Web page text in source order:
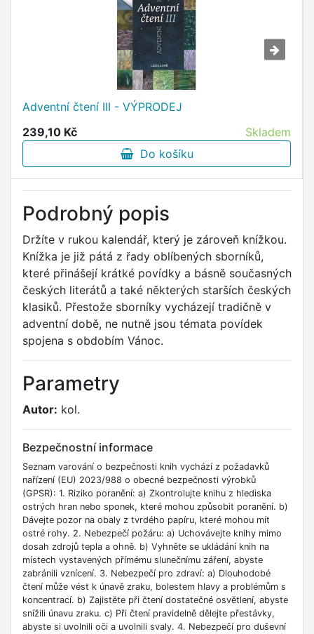
Adventní čtení III - VÝPRODEJ
239,10 Kč
Skladem
Do košíku
Podrobný popis
Držíte v rukou kalendář, který je zároveň knížkou.
Knížka je již pátá z řady oblíbených sborníků,
které přinášejí krátké povídky a básně současných
českých literátů a také některých starších českých
klasiků. Přestože sborníky vycházejí tradičně v
adventní době, ne nutně jsou témata povídek
spojena s obdobím Vánoc.
Parametry
Autor: kol.
Bezpečnostní informace
Seznam varování o bezpečnosti knih vychází z požadavků
nařízení (EU) 2023/988 o obecné bezpečnosti výrobků
(GPSR): 1. Riziko poranění: a) Zkontrolujte knihu z hlediska
ostrých hran nebo sponek, které mohou způsobit poranění. b)
Dávejte pozor na obaly z tvrdého papíru, které mohou mít
ostré rohy. 2. Nebezpečí požáru: a) Uchovávejte knihy mimo
dosah zdrojů tepla a ohně. b) Vyhněte se ukládání knih na
místech vystavených přímému slunečnímu záření, abyste
zabránili vznícení. 3. Nebezpečí pro zdraví: a) Dlouhodobé
čtení může vést k únavě zraku, bolestem hlavy a problémům s
koncentrací. b) Zajistěte při čtení dostatečné osvětlení, abyste
snížili únavu zraku. c) Při čtení pravidelně dělejte přestávky,
abyste si uvolnili oči a uvolnili svaly. 4. Nebezpečí pro duševní